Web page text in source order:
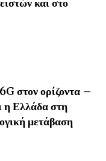
στον ορίζοντα –
η Ελλάδα στη
μετάβαση